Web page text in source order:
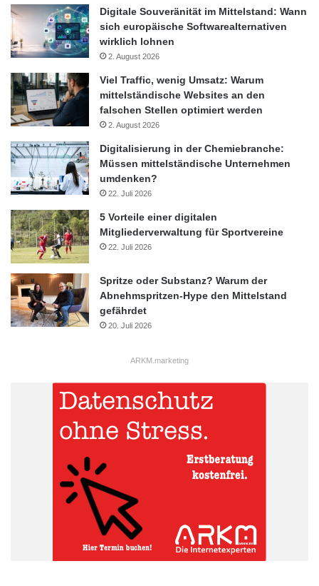
Digitale Souveränität im Mittelstand: Wann
sich europäische Softwarealternativen
wirklich lohnen
2. August 2026
Viel Traffic, wenig Umsatz: Warum
mittelständische Websites an den
falschen Stellen optimiert werden
2. August 2026
Digitalisierung in der Chemiebranche:
Müssen mittelständische Unternehmen
umdenken?
22. Juli 2026
5 Vorteile einer digitalen
Mitgliederverwaltung für Sportvereine
22. Juli 2026
Spritze oder Substanz? Warum der
Abnehmspritzen-Hype den Mittelstand
gefährdet
20. Juli 2026
ARKM.marketing